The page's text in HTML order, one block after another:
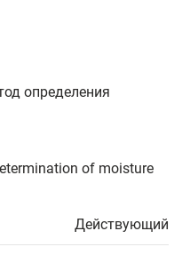
определения
of moisture
Действующий